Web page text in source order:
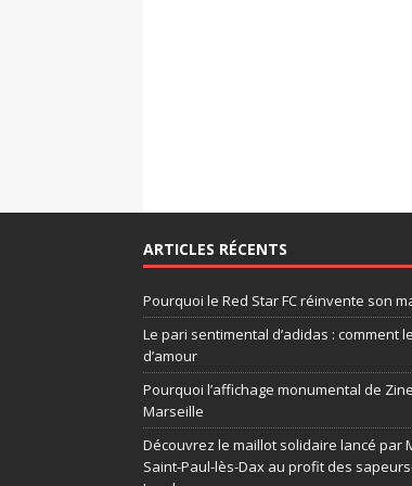
ARTICLES RÉCENTS
Pourquoi le Red Star FC réinvente son
Le pari sentimental d’adidas : comment
d’amour
Pourquoi l’affichage monumental de
Marseille
Découvrez le maillot solidaire lancé par
Saint-Paul-lès-Dax au profit des